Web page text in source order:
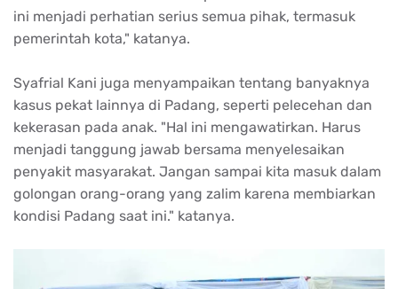
ini menjadi perhatian serius semua pihak, termasuk
pemerintah kota," katanya.
Syafrial Kani juga menyampaikan tentang banyaknya
kasus pekat lainnya di Padang, seperti pelecehan dan
kekerasan pada anak. "Hal ini mengawatirkan. Harus
menjadi tanggung jawab bersama menyelesaikan
penyakit masyarakat. Jangan sampai kita masuk dalam
golongan orang-orang yang zalim karena membiarkan
kondisi Padang saat ini." katanya.